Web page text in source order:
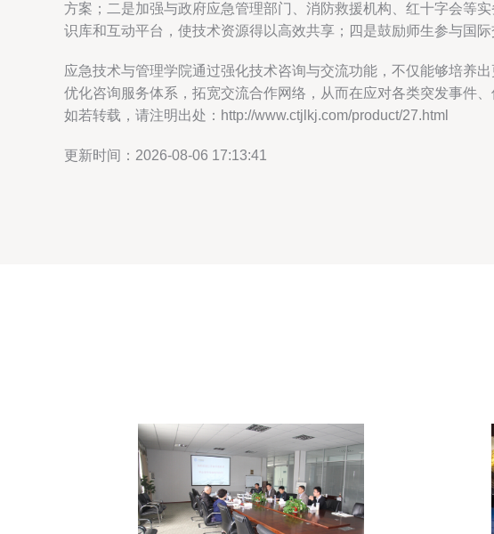
方案；二是加强与政府应急管理部门、消防救援机构、红十字会等
识库和互动平台，使技术资源得以高效共享；四是鼓励师生参与国
应急技术与管理学院通过强化技术咨询与交流功能，不仅能够培养
优化咨询服务体系，拓宽交流合作网络，从而在应对各类突发事件
如若转载，请注明出处：http://www.ctjlkj.com/product/27.html
更新时间：2026-08-06 17:13:41